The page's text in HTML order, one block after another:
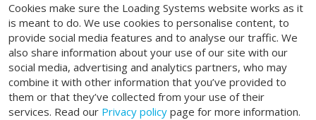
Cookies make sure the Loading Systems website works as it
is meant to do. We use cookies to personalise content, to
provide social media features and to analyse our traffic. We
also share information about your use of our site with our
social media, advertising and analytics partners, who may
combine it with other information that you’ve provided to
them or that they’ve collected from your use of their
services. Read our Privacy policy page for more information.
SOCIAL MEDIA